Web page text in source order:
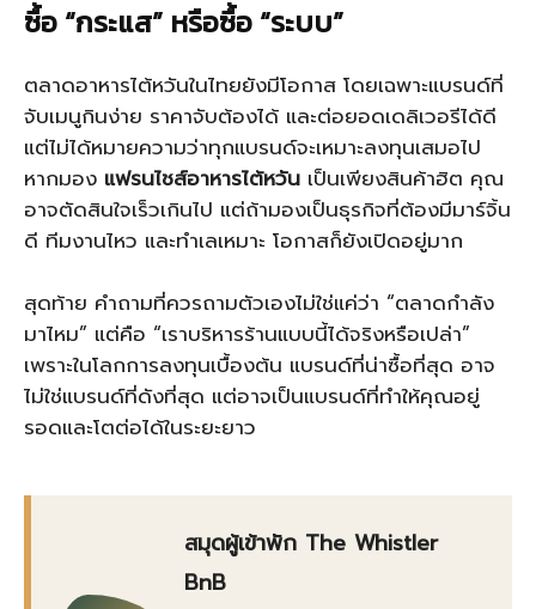
ซื้อ “กระแส” หรือซื้อ “ระบบ”
ตลาดอาหารไต้หวันในไทยยังมีโอกาส โดยเฉพาะแบรนด์ที่
จับเมนูกินง่าย ราคาจับต้องได้ และต่อยอดเดลิเวอรีได้ดี
แต่ไม่ได้หมายความว่าทุกแบรนด์จะเหมาะลงทุนเสมอไป
หากมอง แฟรนไชส์อาหารไต้หวัน เป็นเพียงสินค้าฮิต คุณ
อาจตัดสินใจเร็วเกินไป แต่ถ้ามองเป็นธุรกิจที่ต้องมีมาร์จิ้น
ดี ทีมงานไหว และทำเลเหมาะ โอกาสก็ยังเปิดอยู่มาก
สุดท้าย คำถามที่ควรถามตัวเองไม่ใช่แค่ว่า “ตลาดกำลัง
มาไหม” แต่คือ “เราบริหารร้านแบบนี้ได้จริงหรือเปล่า”
เพราะในโลกการลงทุนเบื้องต้น แบรนด์ที่น่าซื้อที่สุด อาจ
ไม่ใช่แบรนด์ที่ดังที่สุด แต่อาจเป็นแบรนด์ที่ทำให้คุณอยู่
รอดและโตต่อได้ในระยะยาว
สมุดผู้เข้าพัก The Whistler
BnB